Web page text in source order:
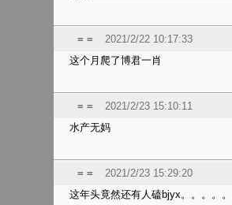
= =
2021/2/22 10:17:33
这个月爬了博君一肖
= =
2021/2/23 15:10:11
水产无妈
= =
2021/2/23 15:29:20
这年头竟然还有人磕bjyx。。。。